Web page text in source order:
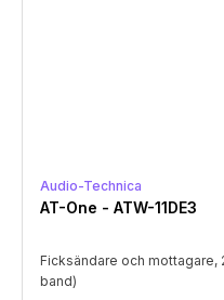
Audio-Technica
AT-One - ATW-11DE3
Ficksändare och mottagare,
band)